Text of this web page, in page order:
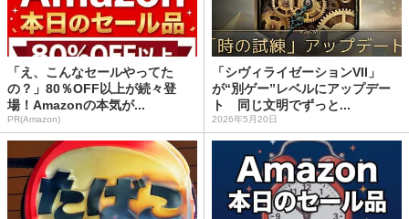
「え、こんなセールやってた
の？」80％OFF以上が続々登
場！Amazonの本気が...
PR(Amazon)
「シヴィライゼーションVII」
が“別ゲー”レベルにアップデー
ト 同じ文明でずっと...
2026年5月20日